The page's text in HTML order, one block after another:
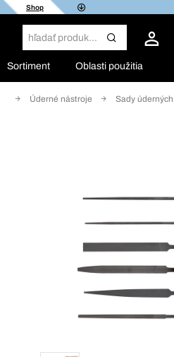
Shop
Sortiment Oblasti použitia
Úderné nástroje Sady